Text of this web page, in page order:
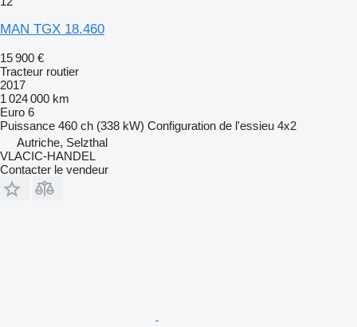
MAN TGX 18.460
15 900 €
Tracteur routier
2017
1 024 000 km
Euro 6
Puissance 460 ch (338 kW) Configuration de l'essieu 4x2
Autriche, Selzthal
VLACIC-HANDEL
Contacter le vendeur